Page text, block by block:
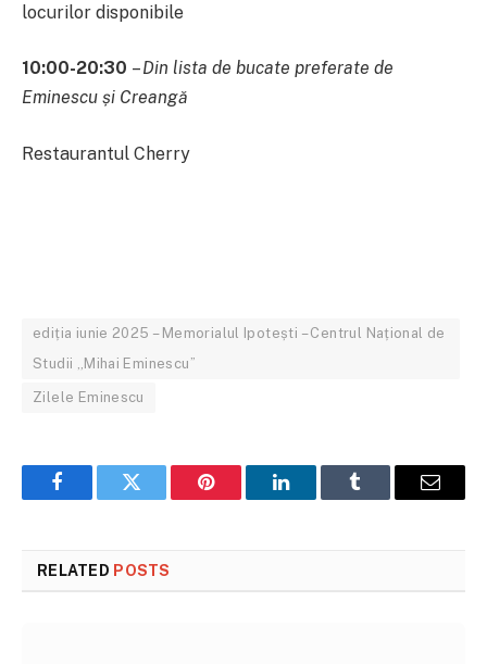
locurilor disponibile
10:00-20:30 –Din lista de bucate preferate de
Eminescu și Creangă
Restaurantul Cherry
ediția iunie 2025 – Memorialul Ipotești – Centrul Național de
Studii „Mihai Eminescu”
Zilele Eminescu
FacebookTwitter Pinterest LinkedInTumblr Email
RELATED POSTS